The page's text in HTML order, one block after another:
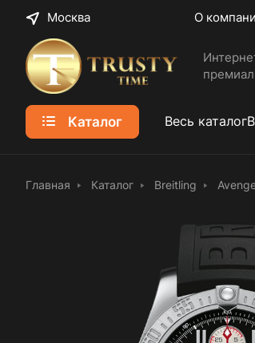
Москва О
Каталог Весь каталог
Главная Каталог Breitling